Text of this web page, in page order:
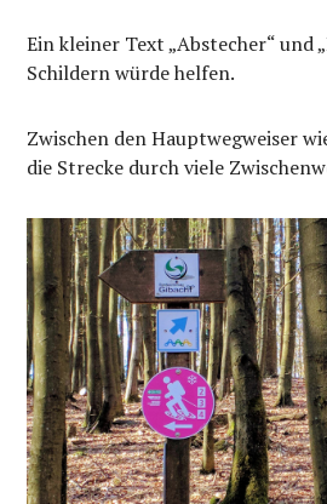
Ein kleiner Text „Abstecher“ und
Schildern würde helfen.
Zwischen den Hauptwegweiser
die Strecke durch viele